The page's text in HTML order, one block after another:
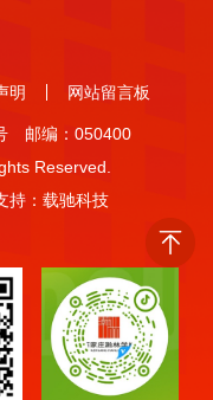
明 网站留言板
邮编：050400
Reserved.
持：载驰科技